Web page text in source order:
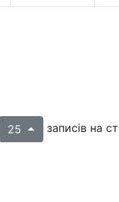
25 записів на